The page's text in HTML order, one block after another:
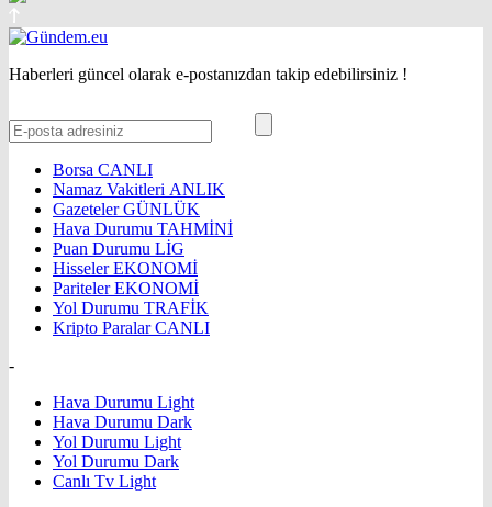
Haberleri güncel olarak e-postanızdan takip edebilirsiniz !
Borsa CANLI
Namaz Vakitleri ANLIK
GazetelerGÜNLÜK
Hava Durumu TAHMİNİ
Puan Durumu LİG
HisselerEKONOMİ
ParitelerEKONOMİ
Yol Durumu TRAFİK
Kripto ParalarCANLI
-
Hava Durumu Light
Hava Durumu Dark
Yol Durumu Light
Yol Durumu Dark
Canlı Tv Light